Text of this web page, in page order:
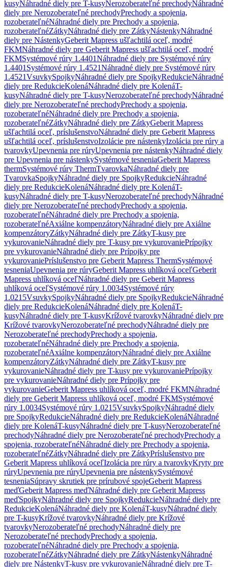
kusyNáhradné diely pre T-kusyNerozoberateľné prechodyNáhradné
diely pre Nerozoberateľné prechodyPrechody a spojenia,
rozoberateľnéNáhradné diely pre Prechody a spojenia,
rozoberateľnéZátkyNáhradné diely pre ZátkyNástenkyNáhradné
diely pre NástenkyGeberit Mapress ušľachtilá oceľ, modré
FKMNáhradné diely pre Geberit Mapress ušľachtilá oceľ, modré
FKMSystémové rúry 1.4401Náhradné diely pre Systémové rúry
1.4401 Systémové rúry 1.4521Náhradné diely pre Systémové rúry
1.4521VsuvkySpojkyNáhradné diely pre SpojkyRedukcieNáhradné
diely pre RedukcieKolenáNáhradné diely pre KolenáT-
kusyNáhradné diely pre T-kusyNerozoberateľné prechodyNáhradné
diely pre Nerozoberateľné prechodyPrechody a spojenia,
rozoberateľnéNáhradné diely pre Prechody a spojenia,
rozoberateľnéZátkyNáhradné diely pre ZátkyGeberit Mapress
ušľachtilá oceľ, príslušenstvoNáhradné diely pre Geberit Mapress
ušľachtilá oceľ, príslušenstvoIzolácie pre nástenkyIzolácia pre rúry a
tvarovkyUpevnenia pre rúryUpevnenia pre nástenkyNáhradné diely
pre Upevnenia pre nástenkySystémové tesneniaGeberit Mapress
thermSystémové rúry ThermTvarovkaNáhradné diely pre
TvarovkaSpojkyNáhradné diely pre SpojkyRedukcieNáhradné
diely pre RedukcieKolenáNáhradné diely pre KolenáT-
kusyNáhradné diely pre T-kusyNerozoberateľné prechodyNáhradné
diely pre Nerozoberateľné prechodyPrechody a spojenia,
rozoberateľnéNáhradné diely pre Prechody a spojenia,
rozoberateľnéAxiálne kompenzátoryNáhradné diely pre Axiálne
kompenzátoryZátkyNáhradné diely pre ZátkyT-kusy pre
vykurovanieNáhradné diely pre T-kusy pre vykurovaniePrípojky
pre vykurovanieNáhradné diely pre Prípojky pre
vykurovaniePríslušenstvo pre Geberit Mapress ThermSystémové
tesneniaUpevnenia pre rúryGeberit Mapress uhlíková oceľGeberit
Mapress uhlíková oceľNáhradné diely pre Geberit Mapress
uhlíková oceľSystémové rúry 1.0034Systémové rúry
1.0215VsuvkySpojkyNáhradné diely pre SpojkyRedukcieNáhradné
diely pre RedukcieKolenáNáhradné diely pre KolenáT-
kusyNáhradné diely pre T-kusyKrížové tvarovkyNáhradné diely pre
Krížové tvarovkyNerozoberateľné prechodyNáhradné diely pre
Nerozoberateľné prechodyPrechody a spojenia,
rozoberateľnéNáhradné diely pre Prechody a spojenia,
rozoberateľnéAxiálne kompenzátoryNáhradné diely pre Axiálne
kompenzátoryZátkyNáhradné diely pre ZátkyT-kusy pre
vykurovanieNáhradné diely pre T-kusy pre vykurovaniePrípojky
pre vykurovanieNáhradné diely pre Prípojky pre
vykurovanieGeberit Mapress uhlíková oceľ, modré FKMNáhradné
diely pre Geberit Mapress uhlíková oceľ, modré FKMSystémové
rúry 1.0034Systémové rúry 1.0215VsuvkySpojkyNáhradné diely
pre SpojkyRedukcieNáhradné diely pre RedukcieKolenáNáhradné
diely pre KolenáT-kusyNáhradné diely pre T-kusyNerozoberateľné
prechodyNáhradné diely pre Nerozoberateľné prechodyPrechody a
spojenia, rozoberateľnéNáhradné diely pre Prechody a spojenia,
rozoberateľnéZátkyNáhradné diely pre ZátkyPríslušenstvo pre
Geberit Mapress uhlíková oceľIzolácia pre rúry a tvarovkyKryty pre
rúryUpevnenia pre rúryUpevnenia pre nástenkySystémové
tesneniaSúpravy skrutiek pre prírubové spojeGeberit Mapress
meďGeberit Mapress meďNáhradné diely pre Geberit Mapress
meďSpojkyNáhradné diely pre SpojkyRedukcieNáhradné diely pre
RedukcieKolenáNáhradné diely pre KolenáT-kusyNáhradné diely
pre T-kusyKrížové tvarovkyNáhradné diely pre Krížové
tvarovkyNerozoberateľné prechodyNáhradné diely pre
Nerozoberateľné prechodyPrechody a spojenia,
rozoberateľnéNáhradné diely pre Prechody a spojenia,
rozoberateľnéZátkyNáhradné diely pre ZátkyNástenkyNáhradné
diely pre NástenkyT-kusy pre vykurovanieNáhradné diely pre T-